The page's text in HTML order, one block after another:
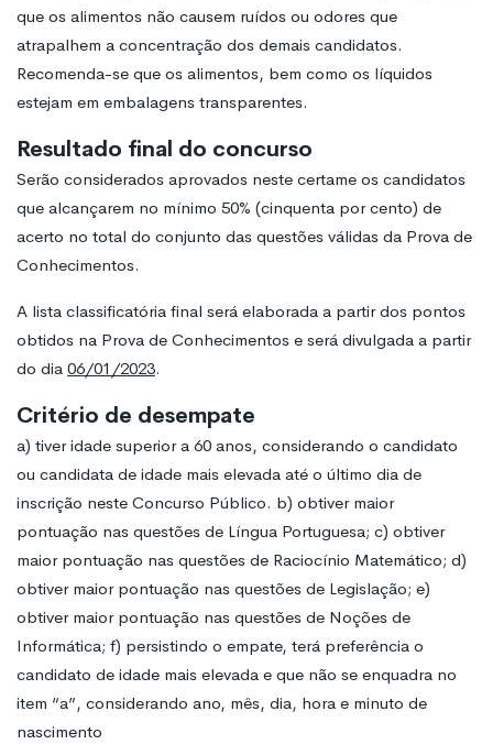
que os alimentos não causem ruídos ou odores que
atrapalhem a concentração dos demais candidatos.
Recomenda-se que os alimentos, bem como os líquidos
estejam em embalagens transparentes.
Resultado final do concurso
Serão considerados aprovados neste certame os candidatos
que alcançarem no mínimo 50% (cinquenta por cento) de
acerto no total do conjunto das questões válidas da Prova de
Conhecimentos.
A lista classificatória final será elaborada a partir dos pontos
obtidos na Prova de Conhecimentos e será divulgada a partir
do dia 06/01/2023.
Critério de desempate
a) tiver idade superior a 60 anos, considerando o candidato
ou candidata de idade mais elevada até o último dia de
inscrição neste Concurso Público. b) obtiver maior
pontuação nas questões de Língua Portuguesa; c) obtiver
maior pontuação nas questões de Raciocínio Matemático; d)
obtiver maior pontuação nas questões de Legislação; e)
obtiver maior pontuação nas questões de Noções de
Informática; f) persistindo o empate, terá preferência o
candidato de idade mais elevada e que não se enquadra no
item “a”, considerando ano, mês, dia, hora e minuto de
nascimento